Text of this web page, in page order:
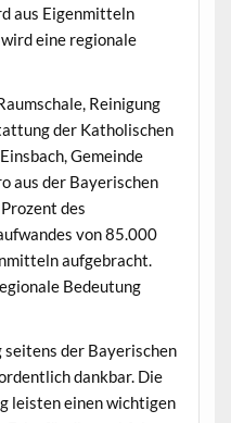
aus Eigen­mit­teln
eine regionale
Reini­gung
der Katholis­chen
Gemeinde
aus der Bay­erischen
des
von 85.000
aufge­bracht.
Bedeu­tung
seit­ens der Bay­erischen
dankbar. Die
leis­ten einen wichti­gen